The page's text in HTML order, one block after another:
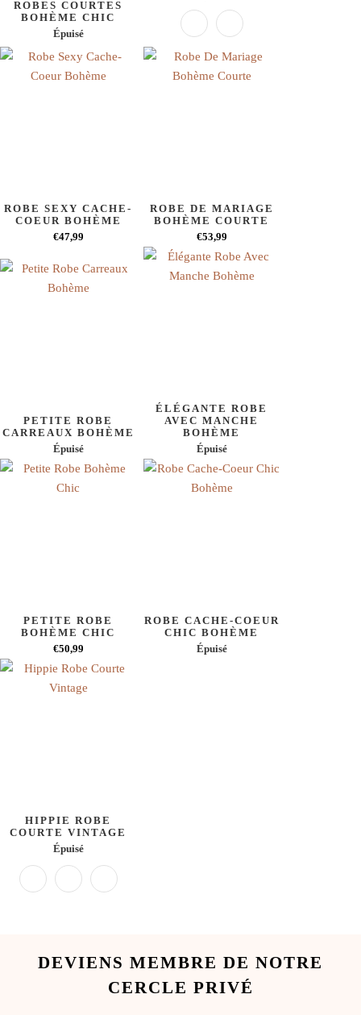
ROBES COURTES
BOHÈME CHIC
Épuisé
ROBE SEXY CACHE-
COEUR BOHÈME
€47,99
ROBE DE MARIAGE
BOHÈME COURTE
€53,99
PETITE ROBE
CARREAUX BOHÈME
Épuisé
ÉLÉGANTE ROBE
AVEC MANCHE
BOHÈME
Épuisé
PETITE ROBE
BOHÈME CHIC
€50,99
ROBE CACHE-COEUR
CHIC BOHÈME
Épuisé
HIPPIE ROBE
COURTE VINTAGE
Épuisé
DEVIENS MEMBRE DE NOTRE
CERCLE PRIVÉ